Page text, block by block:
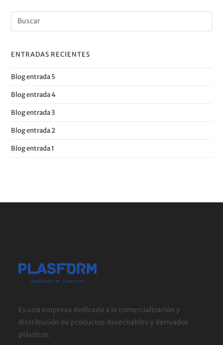
ENTRADAS RECIENTES
Blog entrada 5
Blog entrada 4
Blog entrada 3
Blog entrada 2
Blog entrada 1
Es una empresa dedicada a la comercialización y
distribución de productos desechables y derivados
plásticos.